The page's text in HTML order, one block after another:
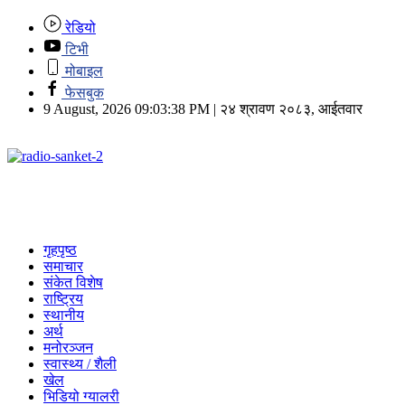
रेडियो
टिभी
मोबाइल
फेसबुक
9 August, 2026 09:03:38 PM | २४ श्रावण २०८३, आईतवार
गृहपृष्ठ
समाचार
संकेत विशेष
राष्ट्रिय
स्थानीय
अर्थ
मनोरञ्जन
स्वास्थ्य / शैली
खेल
भिडियो ग्यालरी